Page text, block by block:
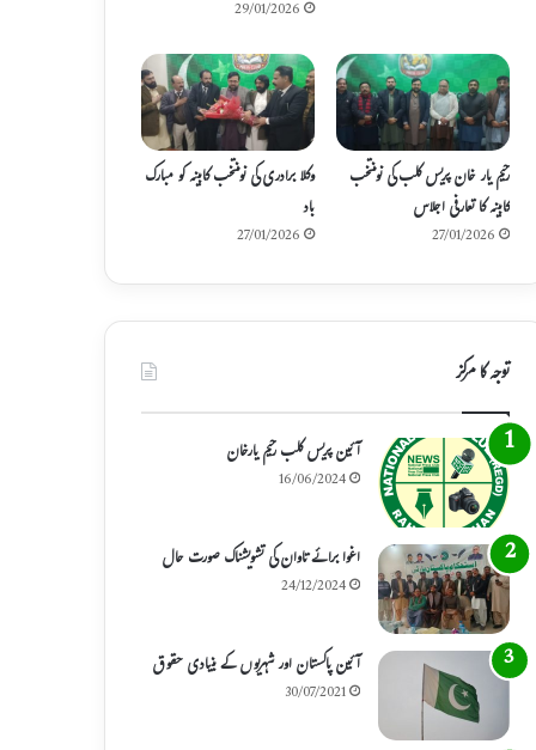
29/01/2026
رحیم یار خان پریس کلب کی نومنتخب
کابینہ کا تعارفی اجلاس
27/01/2026
وکلا برادری کی نومنتخب کابینہ کو مبارک
باد
27/01/2026
توجہ کا مرکز
آئین پریس کلب رحیم یارخان
16/06/2024
اغوا برائے تاوان کی تشویشناک صورت حال
24/12/2024
آئین پاکستان اور شہریوں کے بنیادی حقوق
30/07/2021